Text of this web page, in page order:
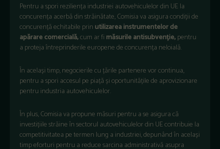
Pentru a spori reziliența industriei autovehiculelor din UE la
concurența acerbă din străinătate, Comisia va asigura condiții de
concurență echitabile prin utilizarea instrumentelor de
apărare comercială,cum ar fi măsurile antisubvenție,pentru
a proteja întreprinderile europene de concurența neloială.
În același timp, negocierile cu țările partenere vor continua,
pentru a spori accesul pe piață și oportunitățile de aprovizionare
pentru industria autovehiculelor.
În plus, Comisia va propune măsuri pentru a se asigura că
investițiile străine în sectorul autovehiculelor din UE contribuie la
competitivitatea pe termen lung a industriei, depunând în același
timp eforturi pentru a reduce sarcina administrativă asupra